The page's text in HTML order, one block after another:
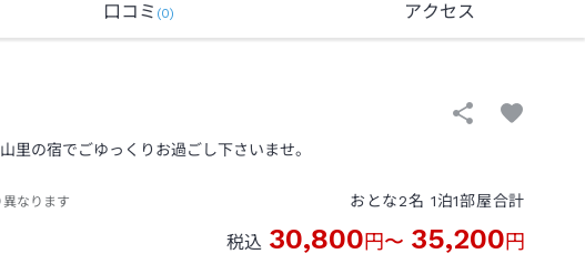
口コミ (0) アクセス
里の宿でごゆっくりお過ごし下さいませ。
なります おとな2名 1泊1部屋合計
税込 30,800円〜 35,200円